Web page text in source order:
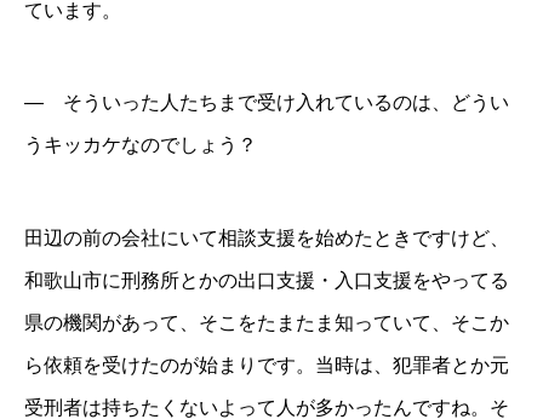
ています。
― そういった人たちまで受け入れているのは、どうい
うキッカケなのでしょう？
田辺の前の会社にいて相談支援を始めたときですけど、
和歌山市に刑務所とかの出口支援・入口支援をやってる
県の機関があって、そこをたまたま知っていて、そこか
ら依頼を受けたのが始まりです。当時は、犯罪者とか元
受刑者は持ちたくないよって人が多かったんですね。そ